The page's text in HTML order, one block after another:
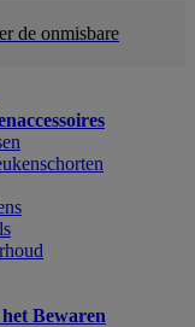
de onmisbare
Bewaren